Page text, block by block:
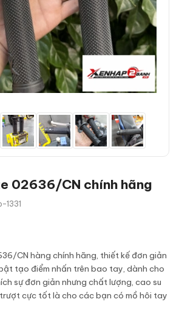
02636/CN chính hãng
1331
CN hàng chính hãng, thiết kế đơn giản
tạo điểm nhấn trên bao tay, dành cho
sự đơn giản nhưng chất lượng, cao su
cực tốt là cho các bạn có mồ hôi tay